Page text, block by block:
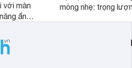
với màn
ấn
biến nó trở
tiền
mỏng nhẹ: trọng
năng AI hàng đầu,